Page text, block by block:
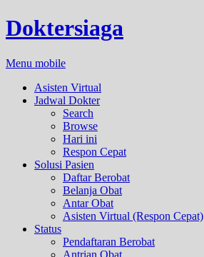
Doktersiaga
Menu mobile
Asisten Virtual
Jadwal Dokter
Search
Browse
Hari ini
Respon Cepat
Solusi Pasien
Daftar Berobat
Belanja Obat
Antar Obat
Asisten Virtual (Respon Cepat)
Status
Pendaftaran Berobat
Antrian Obat